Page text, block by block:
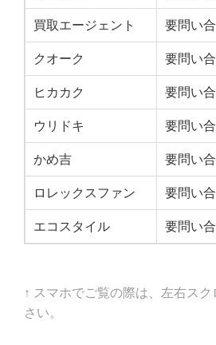
買取エージェント 要問い
クオーク 要問い
ヒカカク 要問い
ウリドキ 要問い
かめ吉 要問い
ロレックスファン 要問い
エコスタイル 要問い
↑ スマホでご覧の際は、左右ス
さい。